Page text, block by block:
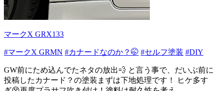
マークX GRX133
#マークX GRMN #カナードなのか？🤭 #セルフ塗装 #DIY
GW前にため込んでたネタの放出💨 と言う事で、だいぶ前に
投稿したカナード？の塗装まずは下地処理です！ ヒケ多す